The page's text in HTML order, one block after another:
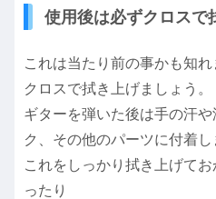
使用後は必ずクロスで
これは当たり前の事かも知
クロスで拭き上げましょう。
ギターを弾いた後は手の汗
ク、その他のパーツに付着し
これをしっかり拭き上げて
ったり